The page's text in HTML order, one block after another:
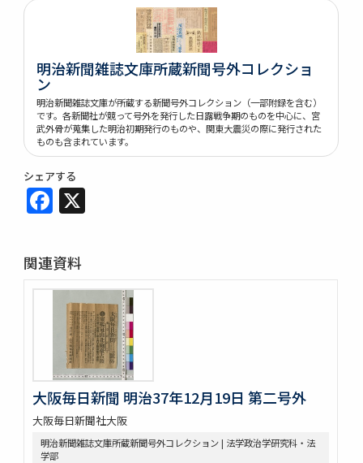
明治新聞雑誌文庫所蔵新聞号外コレクショ
ン
明治新聞雑誌文庫が所蔵する新聞号外コレクション（一部附録を含む）
です。各新聞社が競って号外を発行した日露戦争期のものを中心に、宮
武外骨が蒐集した明治初期発行のものや、関東大震災の際に発行された
ものも含まれています。
シェアする
Facebook
関連資料
大阪毎日新聞 明治37年12月19日 第二号外
大阪毎日新聞社大阪
明治新聞雑誌文庫所蔵新聞号外コレクション | 法学政治学研究科・法
学部